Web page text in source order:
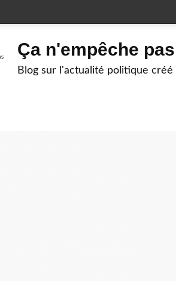
Ça n'empêche
Blog sur l'actualité politique créé